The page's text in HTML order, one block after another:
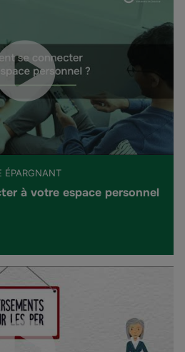
ÉPARGNANT
à votre espace personnel